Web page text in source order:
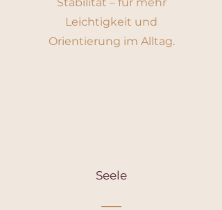
Leichtigkeit und
Orientierung im Alltag.
Seele